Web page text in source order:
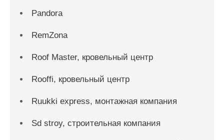
Pandora
RemZona
Roof Master, кровельный центр
Rooffi, кровельный центр
Ruukki express, монтажная компания
Sd stroy, строительная компания